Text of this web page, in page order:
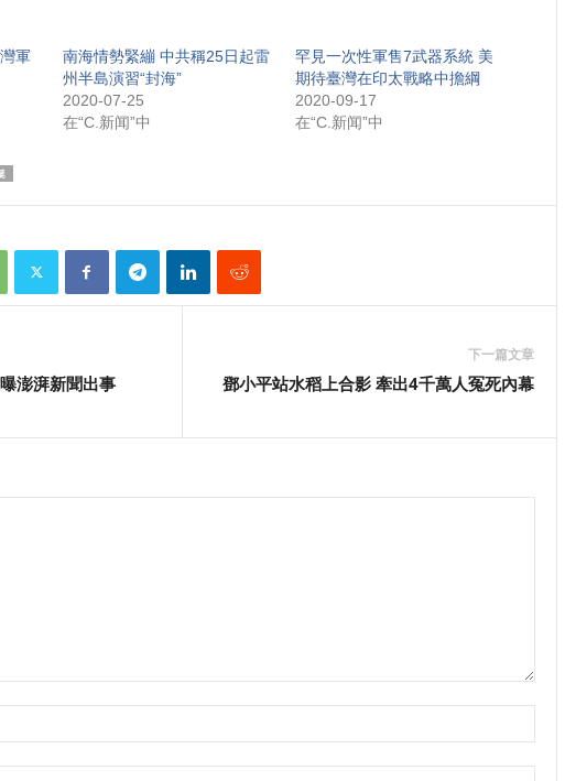
軍
南海情勢緊繃 中共稱25日起雷
州半島演習“封海”
2020-07-25
在“C.新闻”中
罕見一次性軍售7武器系統 美
期待臺灣在印太戰略中擔綱
2020-09-17
在“C.新闻”中
澎湃新聞出事
下一篇文章
鄧小平站水稻上合影 牽出4千萬人冤死內幕